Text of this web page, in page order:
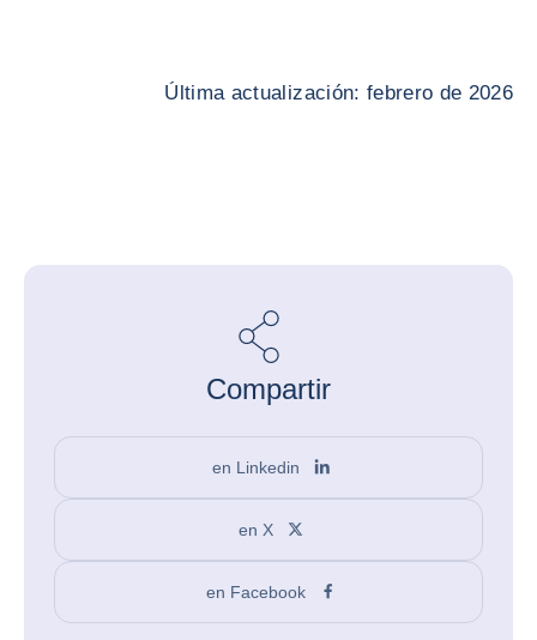
Última actualización: febrero de 2026
Compartir
en Linkedin
en X
en Facebook